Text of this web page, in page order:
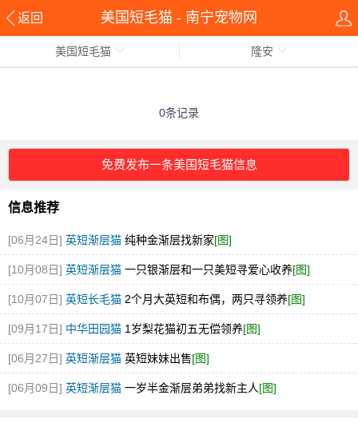
返回 美国短毛猫 - 南宁宠物网
美国短毛猫 隆安
0条记录
免费发布一条美国短毛猫信息
信息推荐
[06月24日] 英短渐层猫 纯种金渐层找新家[图]
[10月08日] 英短渐层猫 一只银渐层和一只美短寻爱心收养[图]
[10月07日] 英短长毛猫 2个月大英短和布偶，两只寻领养[图]
[09月17日] 中华田园猫 1岁梨花猫初五无偿领养[图]
[06月27日] 英短渐层猫 英短妹妹出售[图]
[06月09日] 英短渐层猫 一岁半金渐层弟弟找新主人[图]